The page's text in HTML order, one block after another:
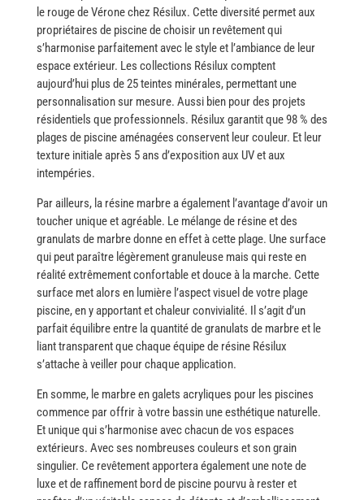
le rouge de Vérone chez Résilux. Cette diversité permet aux
propriétaires de piscine de choisir un revêtement qui
s’harmonise parfaitement avec le style et l’ambiance de leur
espace extérieur. Les collections Résilux comptent
aujourd’hui plus de 25 teintes minérales, permettant une
personnalisation sur mesure. Aussi bien pour des projets
résidentiels que professionnels. Résilux garantit que 98 % des
plages de piscine aménagées conservent leur couleur. Et leur
texture initiale après 5 ans d’exposition aux UV et aux
intempéries.
Par​‍​‌‍​‍‌ ailleurs, la résine marbre a également l’avantage d’avoir un
toucher unique et agréable. Le mélange de résine et des
granulats de marbre donne en effet à cette plage. Une surface
qui peut paraître légèrement granuleuse mais qui reste en
réalité extrêmement confortable et douce à la marche. Cette
surface met alors en lumière l’aspect visuel de votre plage
piscine, en y apportant et chaleur convivialité. Il s’agit d’un
parfait équilibre entre la quantité de granulats de marbre et le
liant transparent que chaque équipe de résine Résilux
s’attache à veiller pour chaque ​‍​‌‍​‍‌application.
En​‍​‌‍​‍‌ somme, le marbre en galets acryliques pour les piscines
commence par offrir à votre bassin une esthétique naturelle.
Et unique qui s’harmonise avec chacun de vos espaces
extérieurs. Avec ses nombreuses couleurs et son grain
singulier. Ce revêtement apportera également une note de
luxe et de raffinement bord de piscine pourvu à rester et